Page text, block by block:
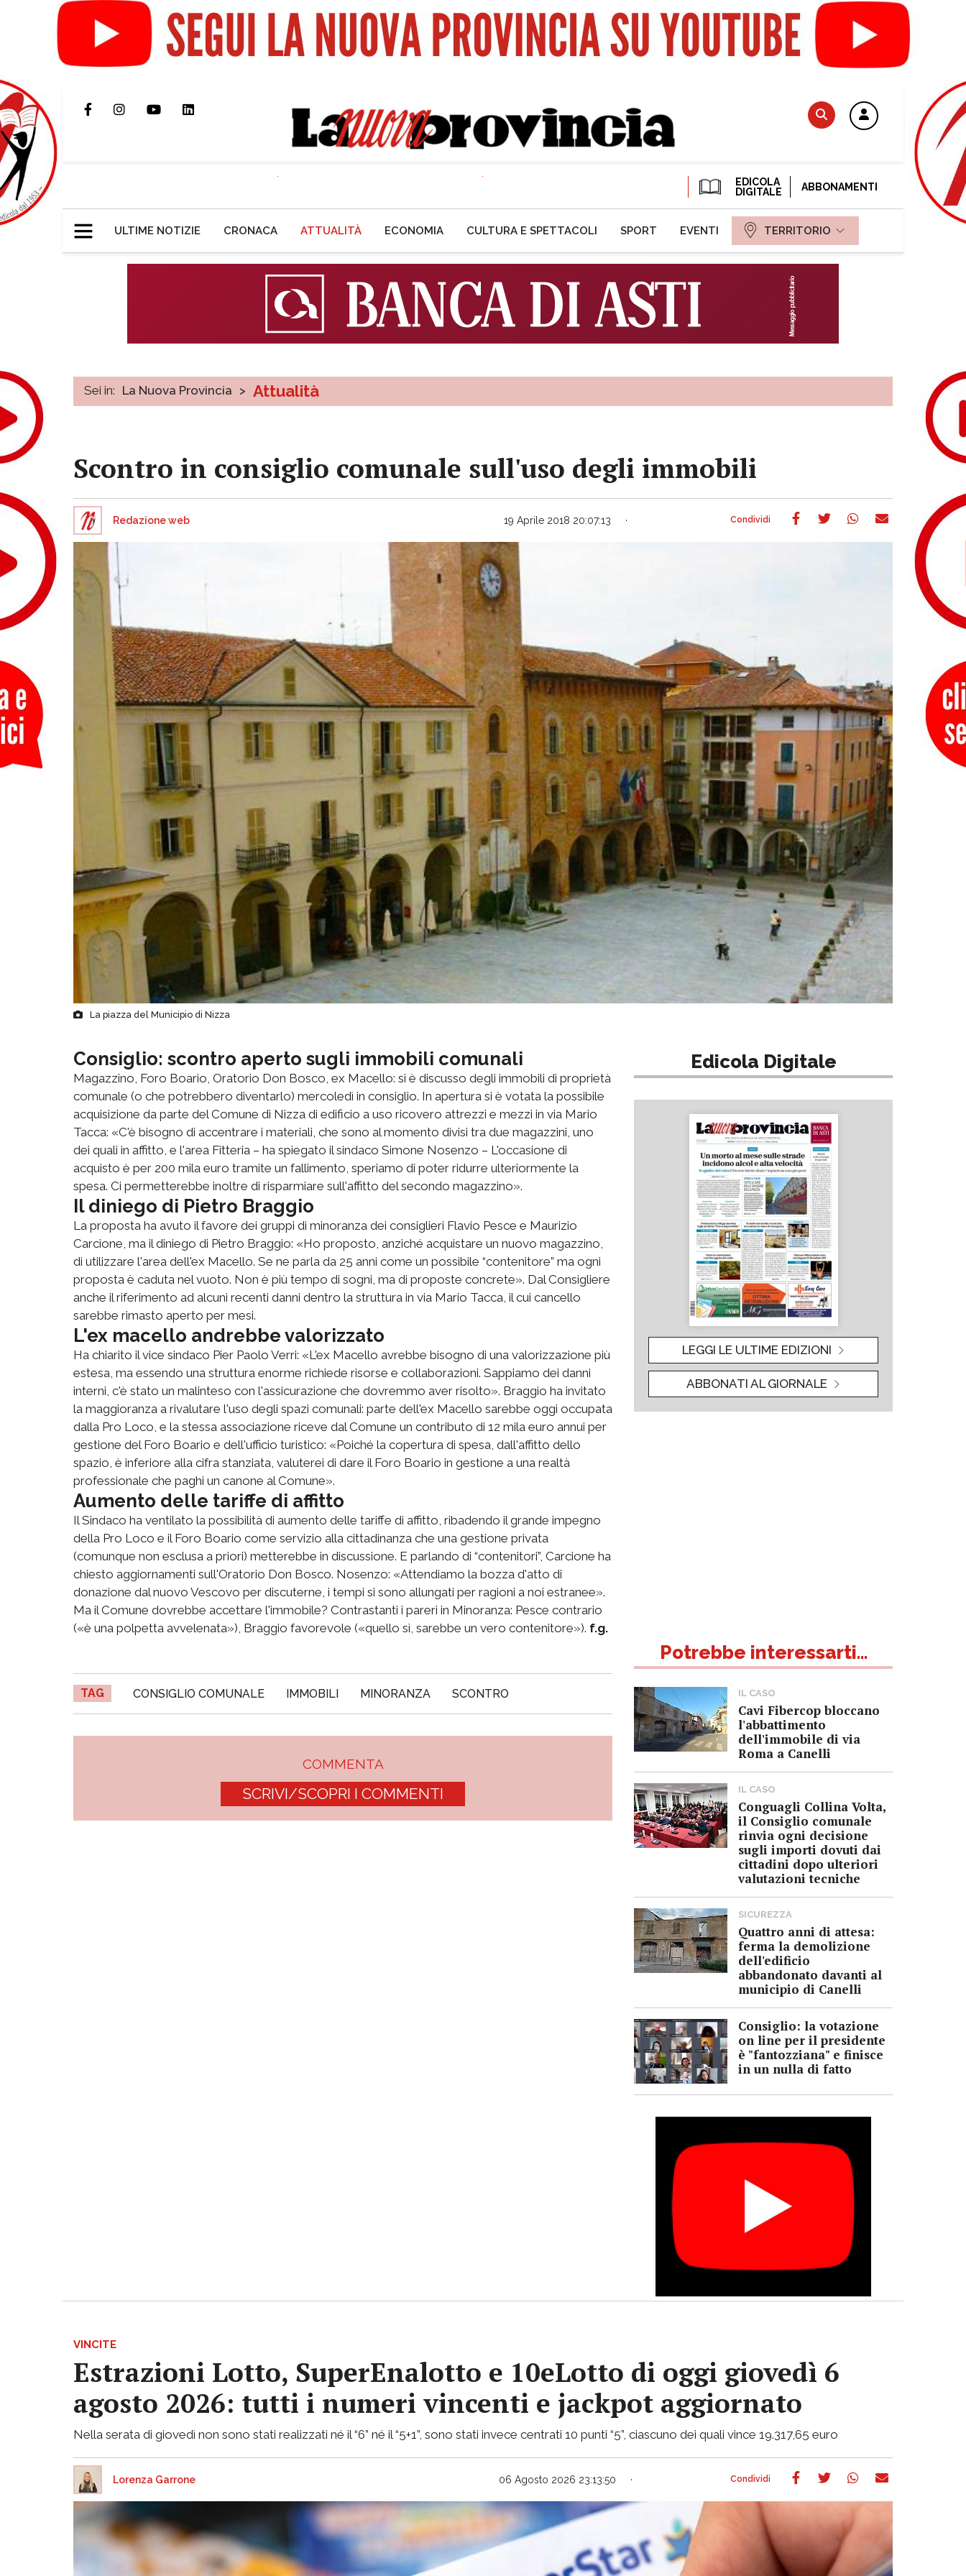
EDICOLA
DIGITALE
ABBONAMENTI
ULTIME NOTIZIE CRONACA ATTUALITÀ ECONOMIA CULTURA E SPETTACOLI SPORT EVENTI TERRITORIO
Sei in: La Nuova Provincia > Attualità
Scontro in consiglio comunale sull'uso degli immobili
Redazione web 19 Aprile 2018 20:07:13
La piazza del Municipio di Nizza
Consiglio: scontro aperto sugli immobili comunali
Magazzino, Foro Boario, Oratorio Don Bosco, ex Macello: si è discusso degli immobili di proprietà
comunale (o che potrebbero diventarlo) mercoledì in consiglio. In apertura si è votata la possibile
acquisizione da parte del Comune di Nizza di edificio a uso ricovero attrezzi e mezzi in via Mario
Tacca: «C'è bisogno di accentrare i materiali, che sono al momento divisi tra due magazzini, uno
dei quali in affitto, e l'area Fitteria – ha spiegato il sindaco Simone Nosenzo – L'occasione di
acquisto è per 200 mila euro tramite un fallimento, speriamo di poter ridurre ulteriormente la
spesa. Ci permetterebbe inoltre di risparmiare sull'affitto del secondo magazzino».
Il diniego di Pietro Braggio
La proposta ha avuto il favore dei gruppi di minoranza dei consiglieri Flavio Pesce e Maurizio
Carcione, ma il diniego di Pietro Braggio: «Ho proposto, anziché acquistare un nuovo magazzino,
di utilizzare l'area dell'ex Macello. Se ne parla da 25 anni come un possibile “contenitore” ma ogni
proposta è caduta nel vuoto. Non è più tempo di sogni, ma di proposte concrete». Dal Consigliere
anche il riferimento ad alcuni recenti danni dentro la struttura in via Mario Tacca, il cui cancello
sarebbe rimasto aperto per mesi.
L'ex macello andrebbe valorizzato
Ha chiarito il vice sindaco Pier Paolo Verri: «L'ex Macello avrebbe bisogno di una valorizzazione più
estesa, ma essendo una struttura enorme richiede risorse e collaborazioni. Sappiamo dei danni
interni, c'è stato un malinteso con l'assicurazione che dovremmo aver risolto». Braggio ha invitato
la maggioranza a rivalutare l'uso degli spazi comunali: parte dell'ex Macello sarebbe oggi occupata
dalla Pro Loco, e la stessa associazione riceve dal Comune un contributo di 12 mila euro annui per
gestione del Foro Boario e dell'ufficio turistico: «Poiché la copertura di spesa, dall'affitto dello
spazio, è inferiore alla cifra stanziata, valuterei di dare il Foro Boario in gestione a una realtà
professionale che paghi un canone al Comune».
Aumento delle tariffe di affitto
Il Sindaco ha ventilato la possibilità di aumento delle tariffe di affitto, ribadendo il grande impegno
della Pro Loco e il Foro Boario come servizio alla cittadinanza che una gestione privata
(comunque non esclusa a priori) metterebbe in discussione. E parlando di “contenitori”, Carcione ha
chiesto aggiornamenti sull'Oratorio Don Bosco. Nosenzo: «Attendiamo la bozza d'atto di
donazione dal nuovo Vescovo per discuterne, i tempi si sono allungati per ragioni a noi estranee».
Ma il Comune dovrebbe accettare l'immobile? Contrastanti i pareri in Minoranza: Pesce contrario
(«è una polpetta avvelenata»), Braggio favorevole («quello sì, sarebbe un vero contenitore»). f.g.
TAG CONSIGLIO COMUNALE IMMOBILI MINORANZA SCONTRO
COMMENTA
SCRIVI/SCOPRI I COMMENTI
Edicola Digitale
LEGGI LE ULTIME EDIZIONI
ABBONATI AL GIORNALE
Potrebbe interessarti...
IL CASO
Cavi Fibercop bloccano
l'abbattimento
dell'immobile di via
Roma a Canelli
IL CASO
Conguagli Collina Volta,
il Consiglio comunale
rinvia ogni decisione
sugli importi dovuti dai
cittadini dopo ulteriori
valutazioni tecniche
SICUREZZA
Quattro anni di attesa:
ferma la demolizione
dell'edificio
abbandonato davanti al
municipio di Canelli
Consiglio: la votazione
on line per il presidente
è "fantozziana" e finisce
in un nulla di fatto
VINCITE
Estrazioni Lotto, SuperEnalotto e 10eLotto di oggi giovedì 6
agosto 2026: tutti i numeri vincenti e jackpot aggiornato
Nella serata di giovedì non sono stati realizzati né il “6” né il “5+1”, sono stati invece centrati 10 punti “5”, ciascuno dei quali vince 19.317,65 euro
Lorenza Garrone 06 Agosto 2026 23:13:50